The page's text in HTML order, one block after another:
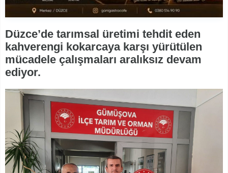
Düzce’de tarımsal üretimi tehdit eden
kahverengi kokarcaya karşı yürütülen
mücadele çalışmaları aralıksız devam
ediyor.